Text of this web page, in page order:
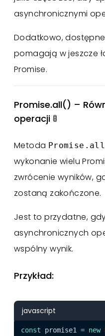
asynchronicznymi
Dodatkowo,
pomagają w jeszcze
Promise.
Promise.all() –
operacji 🚦
Metoda
wykonanie wielu
zwrócenie wyników,
zostaną zakończone.
Jest to przydatne,
asynchronicznych
wspólny wynik.
Przykład:
javascript
const promise1 = new